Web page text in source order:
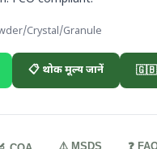
Crystal/Granule
📋 थोक मूल्य जानें 🇬🇧
⚠️ MSDS ❓